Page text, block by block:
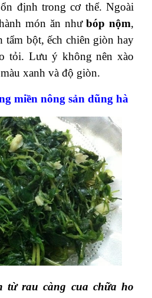
định trong cơ thể. Ngoài
món ăn nhưbóp nộm,
tẩm bột, ếch chiên giòn hay
tỏi. Lưu ý không nên xào
xanh và độ giòn.
miền nông sản dũng hà
từ rau càng cua chữa ho